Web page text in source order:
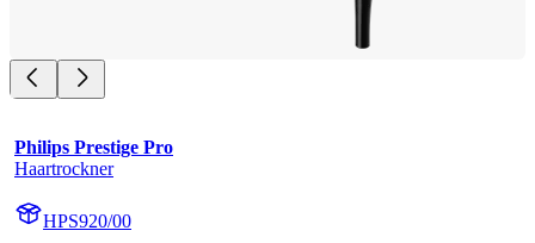
Philips Prestige Pro
Haartrockner
HPS920/00